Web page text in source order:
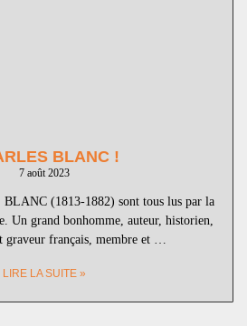
BLANC !
7 août 2023
(1813-1882) sont tous lus par la
Un grand bonhomme, auteur, historien,
graveur français, membre et …
LIRE LA SUITE »